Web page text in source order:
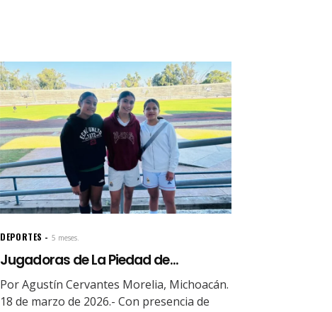
DEPORTES 5 meses.
Jugadoras de La Piedad de...
Por Agustín Cervantes Morelia, Michoacán.
18 de marzo de 2026.- Con presencia de